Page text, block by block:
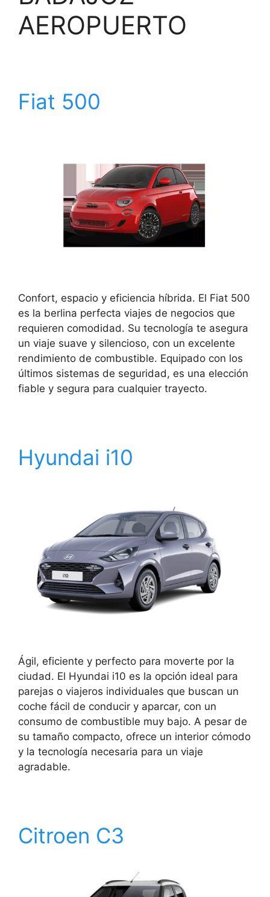
AEROPUERTO
Fiat 500
Confort, espacio y eficiencia híbrida. El Fiat 500
es la berlina perfecta viajes de negocios que
requieren comodidad. Su tecnología te asegura
un viaje suave y silencioso, con un excelente
rendimiento de combustible. Equipado con los
últimos sistemas de seguridad, es una elección
fiable y segura para cualquier trayecto.
Hyundai i10
Ágil, eficiente y perfecto para moverte por la
ciudad. El Hyundai i10 es la opción ideal para
parejas o viajeros individuales que buscan un
coche fácil de conducir y aparcar, con un
consumo de combustible muy bajo. A pesar de
su tamaño compacto, ofrece un interior cómodo
y la tecnología necesaria para un viaje
agradable.
Citroen C3